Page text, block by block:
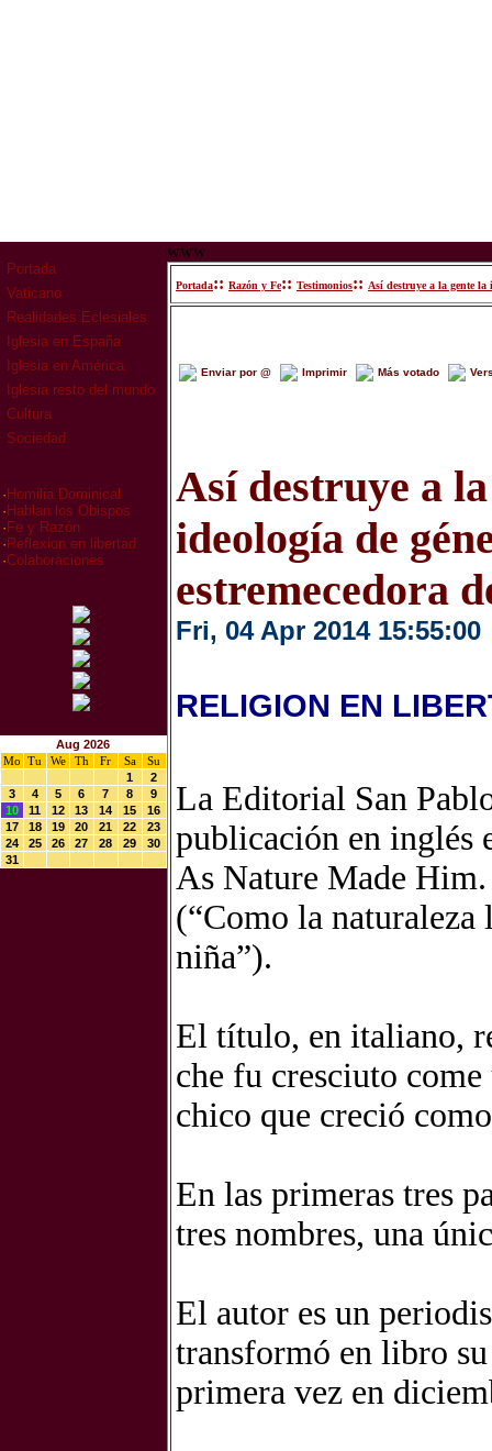
Portada
Vaticano
Realidades Eclesiales
Iglesia en España
Iglesia en América
Iglesia resto del mundo
Cultura
Sociedad
· Homilia Dominical
· Hablan los Obispos
· Fe y Razón
· Reflexion en libertad
·Colaboraciones
Aug 2026
Mo
Tu We Th Fr Sa
Su
1
2
3
4 5 6 7 8
9
10
11 12 13 14 15
16
17
18 19 20 21 22
23
24
25 26 27 28 29
30
31
www
Portada:: Razón y Fe:: Testimonios:: Así destruye a la gente la
Enviar por @ Imprimir Más votado
Así destruye a
ideología de
estremecedora
Fri, 04 Apr 2014 15:55:00
RELIGION EN
La Editorial San
publicación en inglés
As Nature Made
(“Como la
niña”).
El título, en italiano,
che fu cresciuto
chico que creció
En las primeras tres
tres nombres, una
El autor es un
transformó en libro
primera vez en